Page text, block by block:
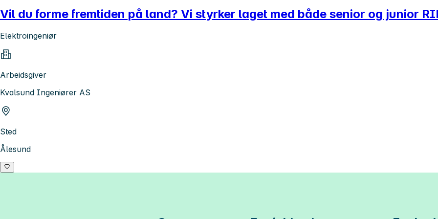
Vil du forme fremtiden på land? Vi styrker laget med både senior og junior
Elektroingeniør
Arbeidsgiver
Kvalsund Ingeniører AS
Sted
Ålesund